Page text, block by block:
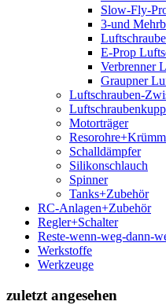
Slow-Fly-
3-und
E-Prop
Verbrenner
Graupner
Luftschrauben-
Motorträger
Schalldämpfer
Silikonschlauch
Spinner
Tanks+Zubehör
RC-Anlagen+Zubehör
Regler+Schalter
Reste-wenn-weg-dann-
Werkstoffe
Werkzeuge
zuletzt angesehen